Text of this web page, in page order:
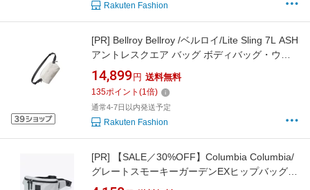
Rakuten Fashion
[PR] Bellroy Bellroy /ベルロイ/Lite Sling 7L ASH
アントレスクエア バッグ ボディバッグ・ウエ
ストポーチ【送料無料】
14,899 円 送料無料
135ポイント (1倍)
通常4-7日以内発送予定
Rakuten Fashion
[PR]
【SALE／30%OFF】Columbia Columbia/
グレートスモーキーガーデンEXヒップバッグ /
コロンビア コロンビア バッグ ボディバッグ・